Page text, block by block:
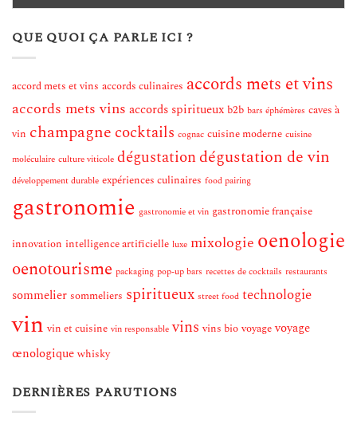
QUE QUOI ÇA PARLE ICI ?
accord mets et vins accords culinaires accords mets et vins
accords mets vins accords spiritueux b2b bars éphémères caves à
vin champagne cocktails cognac cuisine moderne cuisine
moléculaire culture viticole dégustationdégustation de vin
développement durable expériences culinaires food pairing
gastronomie gastronomie et vin gastronomie française
innovation intelligence artificielle luxe mixologie oenologie
oenotourisme packaging pop-up bars recettes de cocktails restaurants
sommelier sommeliers spiritueux street food technologie
vin vin et cuisine vin responsable vins vins bio voyage voyage
œnologique whisky
DERNIÈRES PARUTIONS